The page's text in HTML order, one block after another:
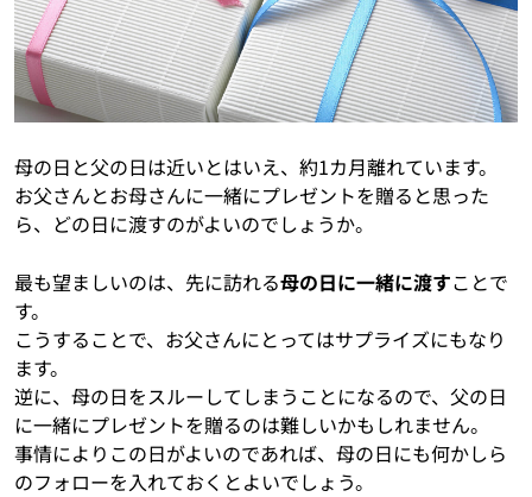
母の日と父の日は近いとはいえ、約1カ月離れています。
お父さんとお母さんに一緒にプレゼントを贈ると思った
ら、どの日に渡すのがよいのでしょうか。
最も望ましいのは、先に訪れる母の日に一緒に渡すことで
す。
こうすることで、お父さんにとってはサプライズにもなり
ます。
逆に、母の日をスルーしてしまうことになるので、父の日
に一緒にプレゼントを贈るのは難しいかもしれません。
事情によりこの日がよいのであれば、母の日にも何かしら
のフォローを入れておくとよいでしょう。